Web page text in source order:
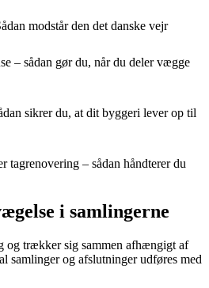
modstår den det danske vejr
– sådan gør du, når du deler vægge
sikrer du, at dit byggeri lever op til
tagrenovering – sådan håndterer du
i samlingerne
og trækker sig sammen afhængigt af
samlinger og afslutninger udføres med